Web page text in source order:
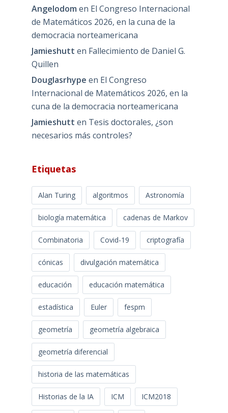
Angelodom en El Congreso Internacional
de Matemáticos 2026, en la cuna de la
democracia norteamericana
Jamieshutt en Fallecimiento de Daniel G.
Quillen
Douglasrhype en El Congreso
Internacional de Matemáticos 2026, en la
cuna de la democracia norteamericana
Jamieshutt en Tesis doctorales, ¿son
necesarios más controles?
Etiquetas
Alan Turing algoritmos Astronomía
biología matemática cadenas de Markov
Combinatoria Covid-19 criptografía
cónicas divulgación matemática
educación educación matemática
estadística Euler fespm
geometría geometría algebraica
geometría diferencial
historia de las matemáticas
Historias de la IA ICM ICM2018